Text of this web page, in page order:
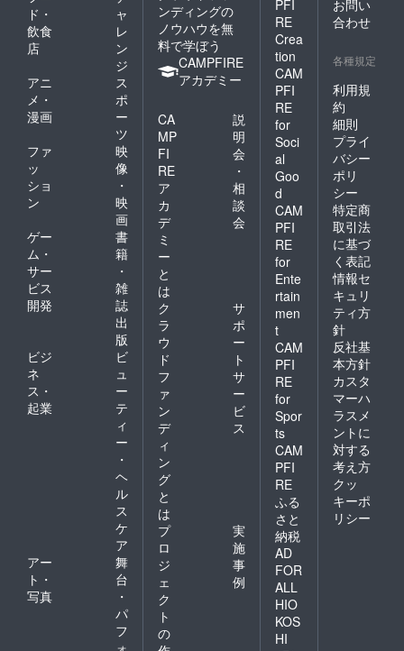
ド・
飲食
店
ャ
レ
ン
ジ
アニ
メ・
漫画
ス
ポ
ー
ツ
ファ
ッ
ショ
ン
映
像
・
映
画
ゲー
ム・
サー
ビス
開発
書
籍
・
雑
誌
出
版
ビジ
ネ
ス・
起業
ビ
ュ
ー
テ
ィ
ー
・
ヘ
ル
ス
ケ
ア
アー
ト・
写真
舞
台
・
パ
フ
ンディングの
ノウハウを無
料で学ぼう
CAMPFIRE
アカデミー
CA
MP
FI
RE
ア
カ
デ
ミ
ー
と
は
説
明
会
・
相
談
会
ク
ラ
ウ
ド
フ
ァ
ン
デ
ィ
ン
グ
と
は
サ
ポ
ー
ト
サ
ー
ビ
ス
プ
ロ
ジ
ェ
ク
ト
の
実
施
事
例
PFI
RE
Crea
tion
CAM
PFI
RE
for
Soci
al
Goo
d
CAM
PFI
RE
for
Ente
rtain
men
t
CAM
PFI
RE
for
Spor
ts
CAM
PFI
RE
ふる
さと
納税
AD
FOR
ALL
HIO
KOS
HI
お問い
合わせ
各種規定
利用規
約
細則
プライ
バシー
ポリ
シー
特定商
取引法
に基づ
く表記
情報セ
キュリ
ティ方
針
反社基
本方針
カスタ
マーハ
ラスメ
ントに
対する
考え方
クッ
キーポ
リシー